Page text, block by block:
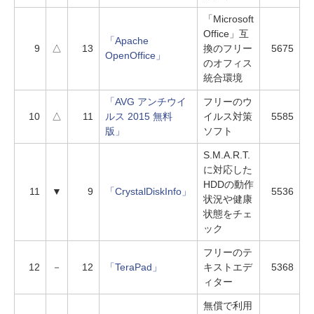
9 △ 13
「Apache
OpenOffice」
「Microsoft
Office」互
換のフリー
のオフィス
統合環境
5675
10 △ 11
「AVG アンチウイ
ルス 2015 無料
版」
フリーのウ
イルス対策
ソフト
5585
11 ▼ 9 「CrystalDiskInfo」
S.M.A.R.T.
に対応した
HDDの動作
状況や健康
状態をチェ
ック
5536
12 － 12 「TeraPad」
フリーのテ
キストエデ
ィター
5368
無償で利用